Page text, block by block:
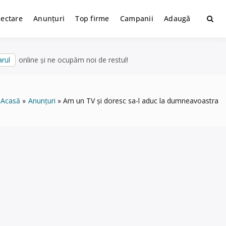
Anunțuri Top firme Campanii Adaugă
online și ne ocupăm noi de restul!
Acasă Anunțuri Am un TV și doresc sa-l aduc la dumneavoastra